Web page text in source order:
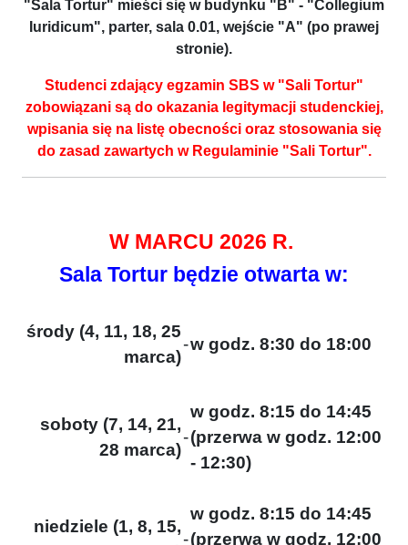
"Sala Tortur" mieści się w budynku "B" - "Collegium
Iuridicum", parter, sala 0.01, wejście "A" (po prawej
stronie).
Studenci zdający egzamin SBS w "Sali Tortur"
zobowiązani są do okazania legitymacji studenckiej,
wpisania się na listę obecności oraz stosowania się
do zasad zawartych w Regulaminie "Sali Tortur".
W MARCU 2026 R.
Sala Tortur będzie otwarta w:
środy (4, 11, 18, 25
marca)
-w godz. 8:30 do 18:00
soboty (7, 14, 21,
28 marca)
-
w godz. 8:15 do 14:45
(przerwa w godz. 12:00
- 12:30)
niedziele (1, 8, 15,
-
w godz. 8:15 do 14:45
(przerwa w godz. 12:00